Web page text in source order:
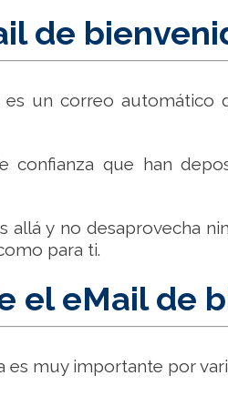
de
un correo automático
confianza que han
allá y no desaprovecha
para ti.
el eMail de
muy importante por